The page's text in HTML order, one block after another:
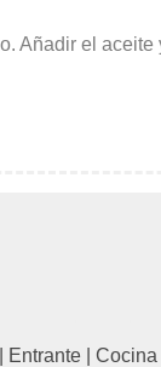
Añadir el aceite
Entrante Cocina